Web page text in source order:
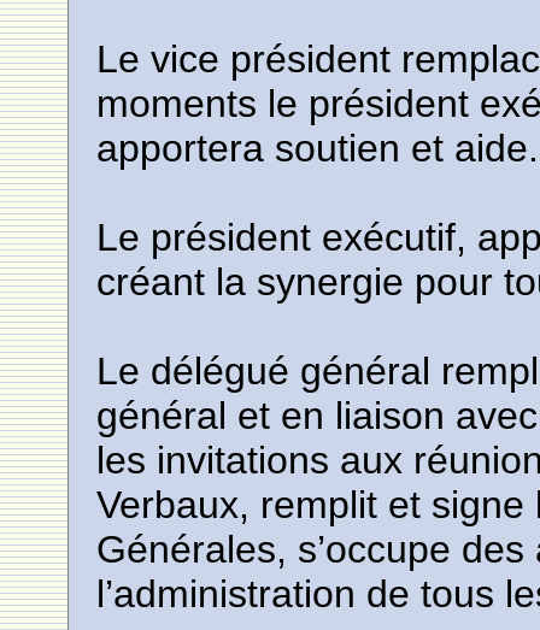
Le vice président
moments le président
apportera soutien et aide.
Le président exécutif,
créant la synergie pour
Le délégué général
général et en liaison
les invitations aux
Verbaux, remplit et
Générales, s’occupe
l’administration de tous